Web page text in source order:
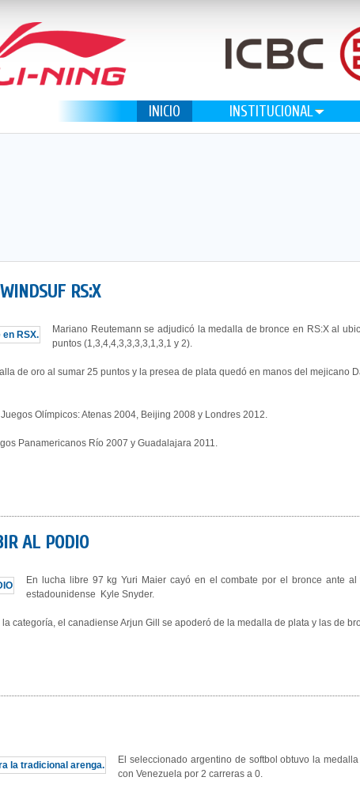
INICIO INSTITUCIONAL
RS:X
Mariano Reutemann se adjudicó la medalla de bronce en RS:X al
puntos (1,3,4,4,3,3,3,3,1,3,1 y 2).
de oro al sumar 25 puntos y la presea de plata quedó en manos del mejicano
Olímpicos: Atenas 2004, Beijing 2008 y Londres 2012.
Panamericanos Río 2007 y Guadalajara 2011.
AL PODIO
En lucha libre 97 kg Yuri Maier cayó en el combate por el bronce ante
estadounidense Kyle Snyder.
categoría, el canadiense Arjun Gill se apoderó de la medalla de plata y las de
El seleccionado argentino de softbol obtuvo la
con Venezuela por 2 carreras a 0.